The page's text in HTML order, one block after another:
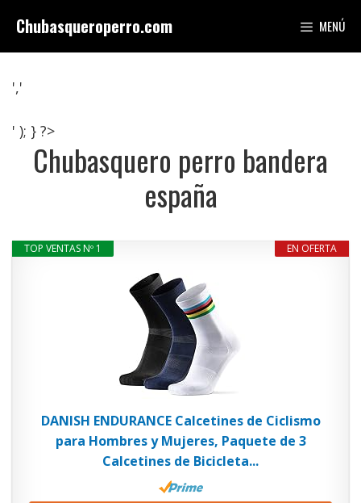
contenido
Chubasqueroperro.com MENÚ
','
' ); } ?>
Chubasquero perro bandera
españa
EN OFERTA
TOP VENTAS Nº 1
DANISH ENDURANCE Calcetines de Ciclismo
para Hombres y Mujeres, Paquete de 3
Calcetines de Bicicleta...